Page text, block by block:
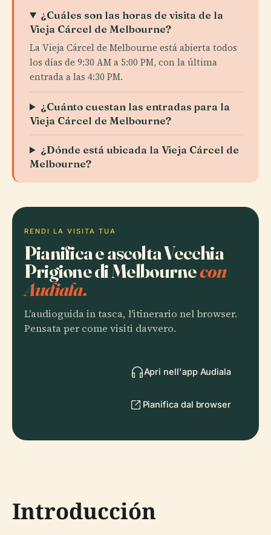
¿Cuáles son las horas de visita de la
Vieja Cárcel de Melbourne?
La Vieja Cárcel de Melbourne está abierta todos
los días de 9:30 AM a 5:00 PM, con la última
entrada a las 4:30 PM.
¿Cuánto cuestan las entradas para la
Vieja Cárcel de Melbourne?
¿Dónde está ubicada la Vieja Cárcel de
Melbourne?
RENDI LA VISITA TUA
Pianifica e ascolta Vecchia
Prigione di Melbournecon
Audiala.
L'audioguida in tasca, l'itinerario nel browser.
Pensata per come visiti davvero.
Apri nell'app Audiala
Pianifica dal browser
Introducción